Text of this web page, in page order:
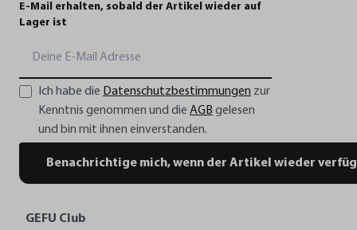
E-Mail erhalten, sobald der Artikel wieder auf
Lager ist
Ich habe die Datenschutzbestimmungen zur
Kenntnis genommen und die AGB gelesen
und bin mit ihnen einverstanden.
Benachrichtige mich, wenn der Artikel wieder
GEFU Club